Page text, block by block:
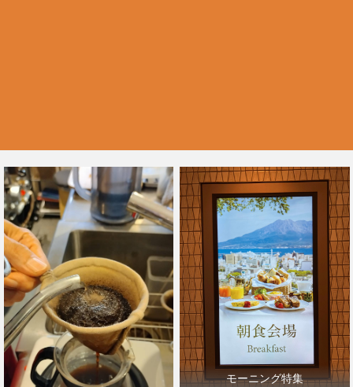
モーニング特集